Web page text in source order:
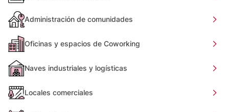
Administración de comunidades
Oficinas y espacios de Coworking
Naves industriales y logísticas
Locales comerciales